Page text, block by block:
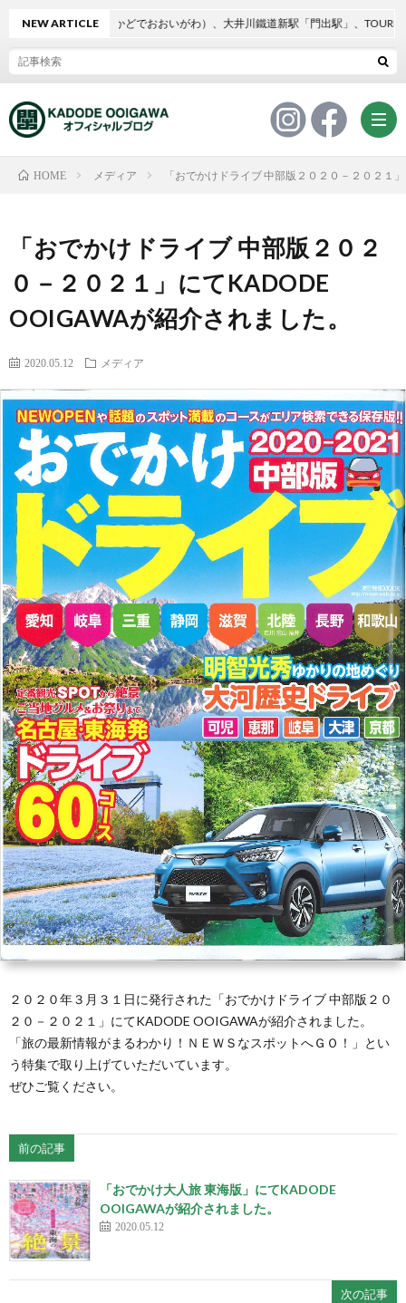
リ
ー
ト
ィ
ア
合
員
リ
ク
ー
ト
オ
ィ
シ
ャ
ル
サ
イ
ト
NEW ARTICLE
OOIGAWA（かどでおおいがわ）、大井川鐵道新駅「門出駅」、TOURIST
HOME メディア 「おでかけドライブ 中部版２０２０－２０２１
「おでかけドライブ 中部版２０２
０－２０２１」にてKADODE
OOIGAWAが紹介されました。
2020.05.12 メディア
２０２０年３月３１日に発行された「おでかけドライブ 中部版２０
２０－２０２１」にてKADODE OOIGAWAが紹介されました。
「旅の最新情報がまるわかり！ＮＥＷＳなスポットへＧＯ！」とい
う特集で取り上げていただいています。
ぜひご覧ください。
前の記事
「おでかけ大人旅 東海版」にてKADODE
OOIGAWAが紹介されました。
2020.05.12
次の記事